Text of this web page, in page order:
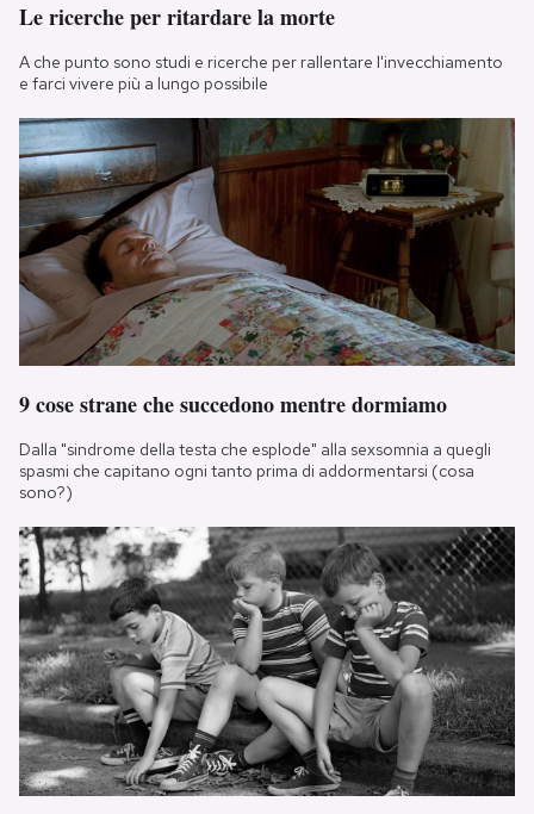
Le ricerche per ritardare la morte
A che punto sono studi e ricerche per rallentare l'invecchiamento
e farci vivere più a lungo possibile
9 cose strane che succedono mentre dormiamo
Dalla "sindrome della testa che esplode" alla sexsomnia a quegli
spasmi che capitano ogni tanto prima di addormentarsi (cosa
sono?)